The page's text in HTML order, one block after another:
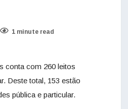
1 minute read
conta com 260 leitos
Deste total, 153 estão
pública e particular.